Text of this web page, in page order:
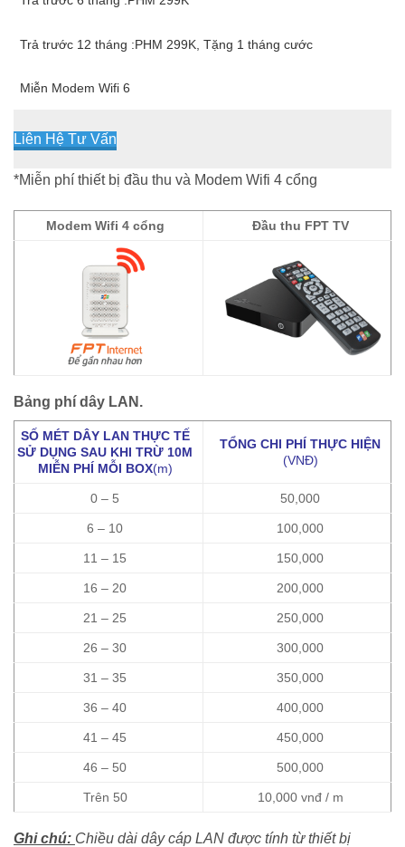
Trả trước 12 tháng :PHM 299K, Tặng 1 tháng cước
Miễn Modem Wifi 6
Liên Hệ Tư Vấn
*Miễn phí thiết bị đầu thu và Modem Wifi 4 cổng
Modem Wifi 4 cổng Đầu thu FPT TV
Bảng phí dây LAN.
SỐ MÉT DÂY LAN THỰC TẾ
SỬ DỤNG SAU KHI TRỪ 10M
MIỄN PHÍ MỖI BOX(m)
TỔNG CHI PHÍ THỰC HIỆN
(VNĐ)
0 – 5 50,000
6 – 10 100,000
11 – 15 150,000
16 – 20 200,000
21 – 25 250,000
26 – 30 300,000
31 – 35 350,000
36 – 40 400,000
41 – 45 450,000
46 – 50 500,000
Trên 50 10,000 vnđ / m
Ghi chú: Chiều dài dây cáp LAN được tính từ thiết bị